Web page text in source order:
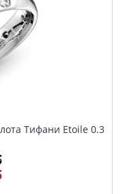
Тифани Etoile 0.3